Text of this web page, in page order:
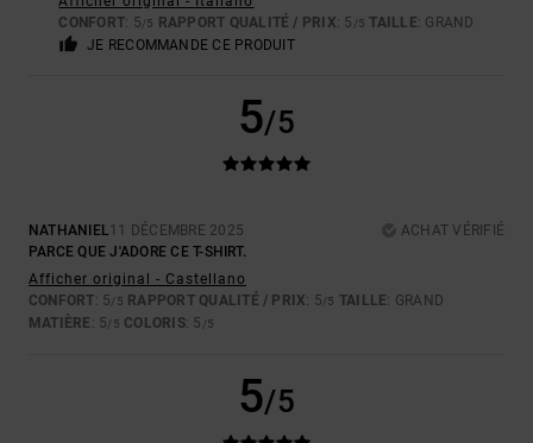
CONFORT: 5/5 RAPPORT QUALITÉ / PRIX: 5 /5 TAILLE: GRAND
JE RECOMMANDE CE PRODUIT
5/5
NATHANIEL11 DÉCEMBRE 2025
ACHAT VÉRIFIÉ
PARCE QUE J'ADORE CE T-SHIRT.
Afficher original - Castellano
CONFORT: 5/5 RAPPORT QUALITÉ / PRIX: 5/5 TAILLE: GRAND
MATIÈRE : 5/5 COLORIS: 5 /5
5/5